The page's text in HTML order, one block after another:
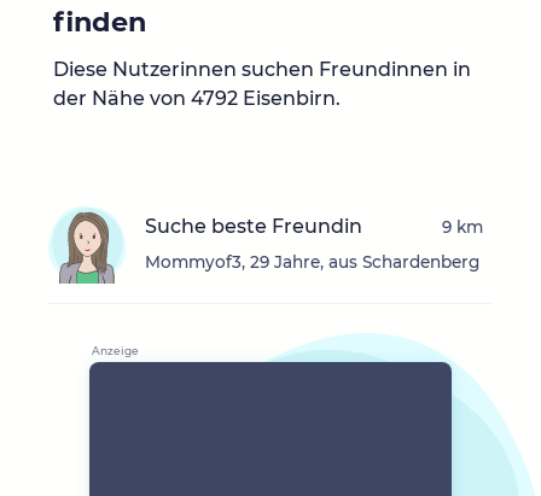
finden
Diese Nutzerinnen suchen Freundinnen in
der Nähe von 4792 Eisenbirn.
Suche beste Freundin
Mommyof3, 29 Jahre, aus Schardenberg
9 km